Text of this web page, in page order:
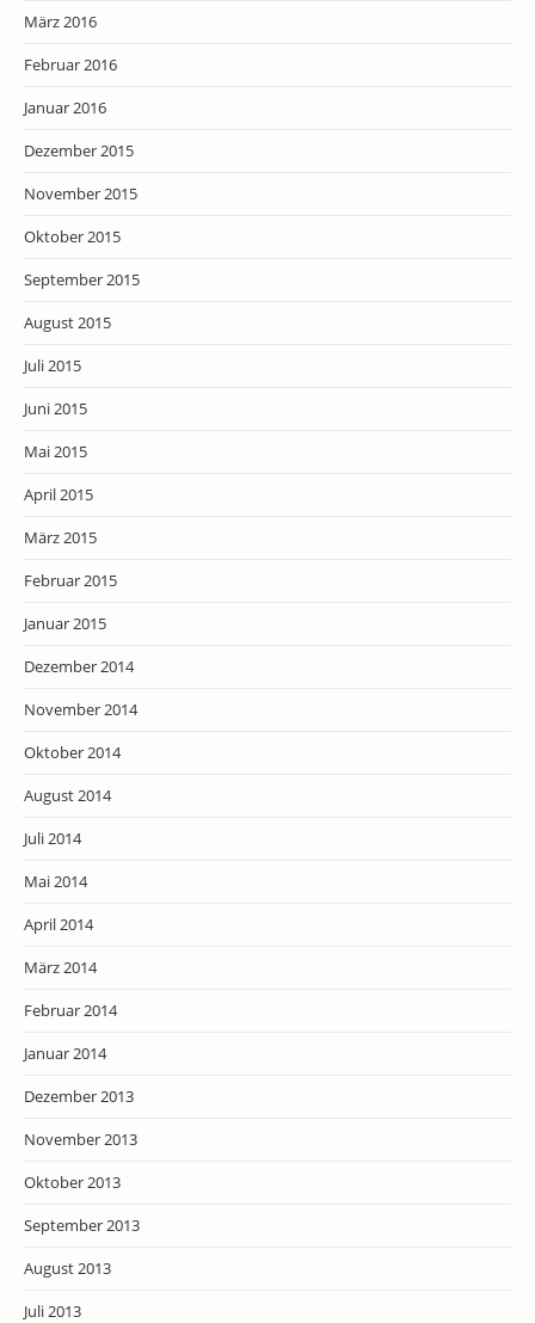
März 2016
Februar 2016
Januar 2016
Dezember 2015
November 2015
Oktober 2015
September 2015
August 2015
Juli 2015
Juni 2015
Mai 2015
April 2015
März 2015
Februar 2015
Januar 2015
Dezember 2014
November 2014
Oktober 2014
August 2014
Juli 2014
Mai 2014
April 2014
März 2014
Februar 2014
Januar 2014
Dezember 2013
November 2013
Oktober 2013
September 2013
August 2013
Juli 2013